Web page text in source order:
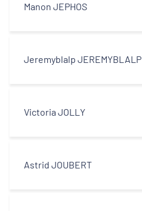
Manon JEPHOS
Jeremyblalp JEREMYBLALP
Victoria JOLLY
Astrid JOUBERT